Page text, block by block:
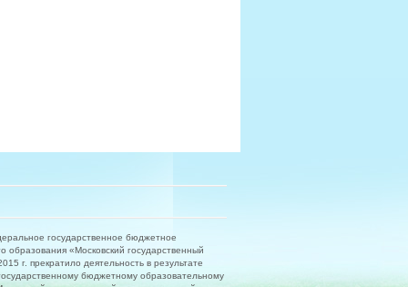
государственное бюджетное
«Московский государственный
г. прекратило деятельность в результате
бюджетному образовательному